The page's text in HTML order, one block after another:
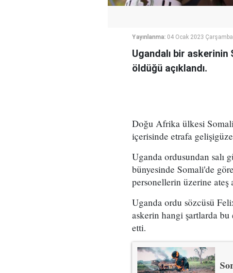
Yayınlanma: 04 Ocak 2023
Ugandalı bir
öldüğü açıklandı.
Doğu Afrika ülkesi
içerisinde etrafa
Uganda ordusundan salı
bünyesinde Somali'de
personellerin üzerine
Uganda ordu sözcüsü
askerin hangi şartlarda
etti.